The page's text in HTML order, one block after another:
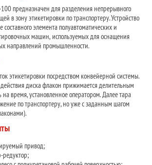
предназначен для разделения непрерывного
в зону этикетировки по транспортеру. Устройство
составного элемента полуавтоматических и
машин, используемых для оснащения
направлений промышленности.
этикетировки посредством конвейерной системы.
диска флакон прижимается делительным
на время, установленное оператором. Далее тара
по транспортеру, но уже с заданным шагом
привод;
редуктор;